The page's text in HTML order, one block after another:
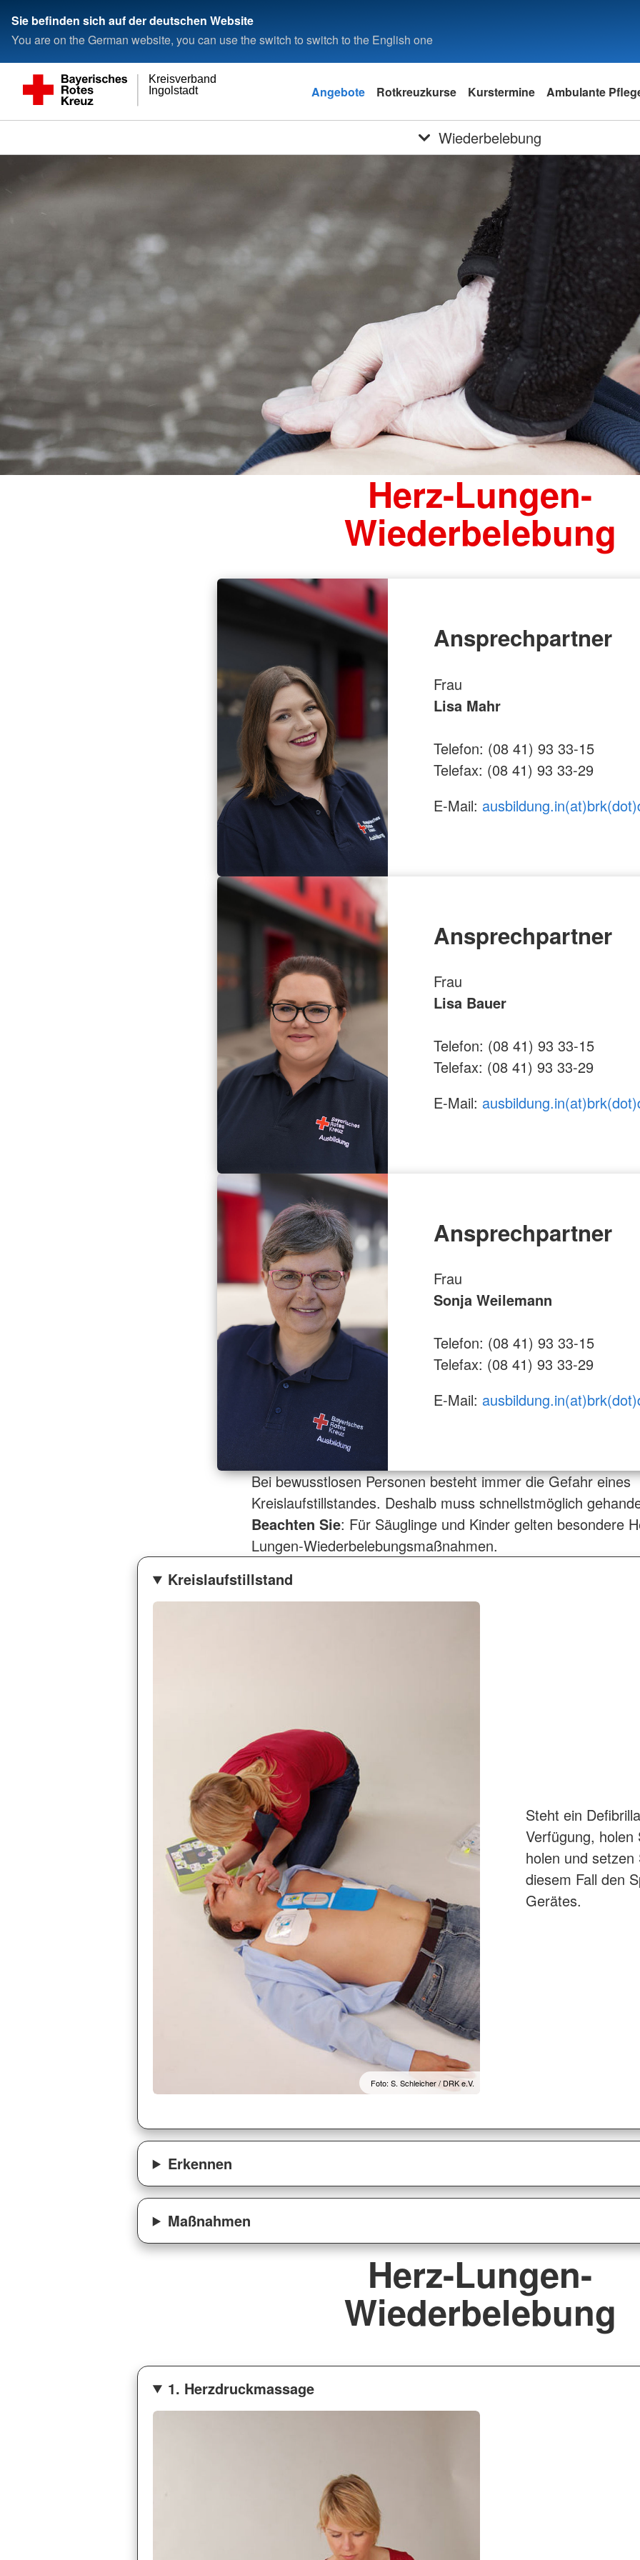
Sie befinden sich auf der deutschen Website
You are on the German website, you can use the switch to switch to the English one
Ingolstadt
Kreisverband
Angebote Rotkreuzkurse Kurstermine Ambulante
Wiederbelebung
Herz-Lungen-
Wiederbelebung
Ansprechpartner
Frau
Lisa Mahr
Telefon: (08 41) 93 33-15
Telefax: (08 41) 93 33-29
E-Mail:
Ansprechpartner
Frau
Lisa Bauer
Telefon: (08 41) 93 33-15
Telefax: (08 41) 93 33-29
E-Mail:
Ansprechpartner
Frau
Sonja Weilemann
Telefon: (08 41) 93 33-15
Telefax: (08 41) 93 33-29
E-Mail:
Bei bewusstlosen Personen besteht immer die Gefahr eines
Kreislaufstillstandes. Deshalb muss schnellstmöglich
Beachten Sie: Für Säuglinge und Kinder gelten besondere
Lungen-Wiederbelebungsmaßnahmen.
Kreislaufstillstand
Foto: S. Schleicher / DRK e.V.
Steht ein
Verfügung,
holen und
diesem Fall den
Gerätes.
Erkennen
Maßnahmen
Herz-Lungen-
Wiederbelebung
1. Herzdruckmassage